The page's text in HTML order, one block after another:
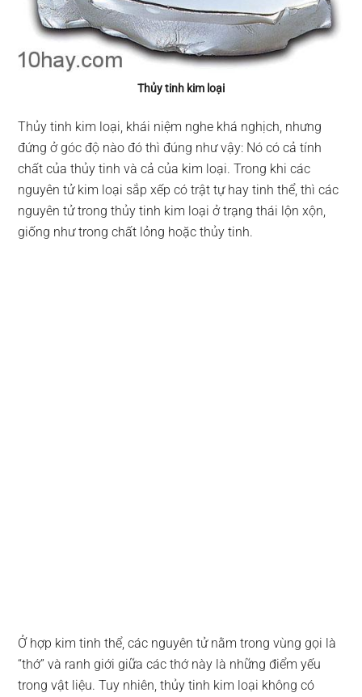
Thủy tinh kim loại
Thủy tinh kim loại, khái niệm nghe khá nghịch, nhưng
đứng ở góc độ nào đó thì đúng như vậy: Nó có cả tính
chất của thủy tinh và cả của kim loại. Trong khi các
nguyên tử kim loại sắp xếp có trật tự hay tinh thể, thì các
nguyên tử trong thủy tinh kim loại ở trạng thái lộn xộn,
giống như trong chất lỏng hoặc thủy tinh.
Ở hợp kim tinh thể, các nguyên tử nằm trong vùng gọi là
“thớ” và ranh giới giữa các thớ này là những điểm yếu
trong vật liệu. Tuy nhiên, thủy tinh kim loại không có